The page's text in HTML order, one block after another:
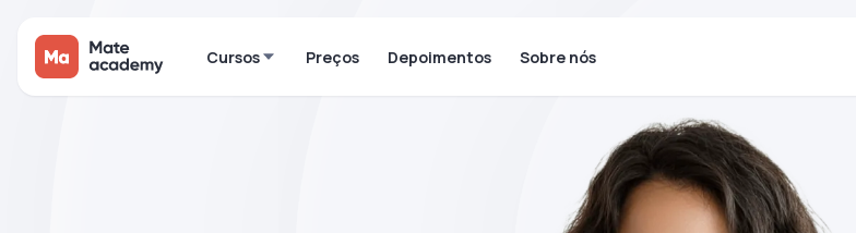
Cursos Preços Depoimentos Sobre nós